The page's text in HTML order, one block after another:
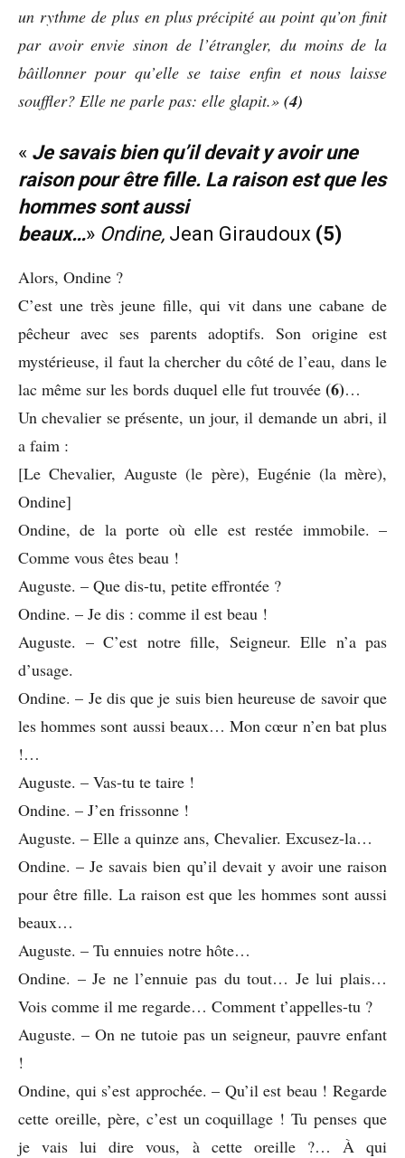
un rythme de plus en plus précipité au point qu’on finit
par avoir envie sinon de l’étrangler, du moins de la
bâillonner pour qu’elle se taise enfin et nous laisse
souffler? Elle ne parle pas: elle glapit.» (4)
« Je savais bien qu’il devait y avoir une
raison pour être fille. La raison est que les
hommes sont aussi
beaux…» Ondine, Jean Giraudoux (5)
Alors, Ondine ?
C’est une très jeune fille, qui vit dans une cabane de
pêcheur avec ses parents adoptifs. Son origine est
mystérieuse, il faut la chercher du côté de l’eau, dans le
lac même sur les bords duquel elle fut trouvée (6)…
Un chevalier se présente, un jour, il demande un abri, il
a faim :
[Le Chevalier, Auguste (le père), Eugénie (la mère),
Ondine]
Ondine, de la porte où elle est restée immobile. –
Comme vous êtes beau !
Auguste. – Que dis-tu, petite effrontée ?
Ondine. – Je dis : comme il est beau !
Auguste. – C’est notre fille, Seigneur. Elle n’a pas
d’usage.
Ondine. – Je dis que je suis bien heureuse de savoir que
les hommes sont aussi beaux… Mon cœur n’en bat plus
!…
Auguste. – Vas-tu te taire !
Ondine. – J’en frissonne !
Auguste. – Elle a quinze ans, Chevalier. Excusez-la…
Ondine. – Je savais bien qu’il devait y avoir une raison
pour être fille. La raison est que les hommes sont aussi
beaux…
Auguste. – Tu ennuies notre hôte…
Ondine. – Je ne l’ennuie pas du tout… Je lui plais…
Vois comme il me regarde… Comment t’appelles-tu ?
Auguste. – On ne tutoie pas un seigneur, pauvre enfant
!
Ondine, qui s’est approchée. – Qu’il est beau ! Regarde
cette oreille, père, c’est un coquillage ! Tu penses que
je vais lui dire vous, à cette oreille ?… À qui